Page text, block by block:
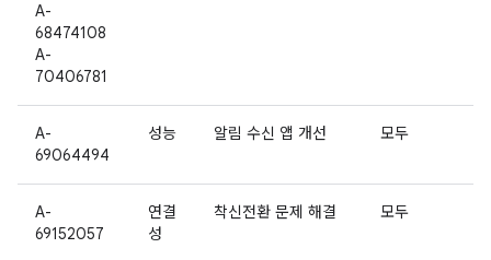
A-
68474108
A-
70406781
A-
69064494
성능 알림 수신 앱 개선 모두
A-
69152057
연결
성
착신전환 문제 해결 모두